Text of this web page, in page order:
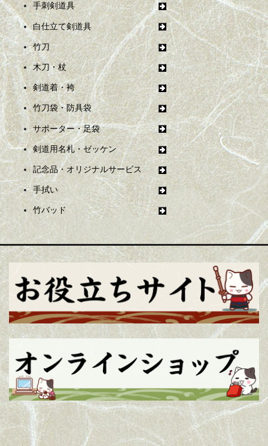
手刺剣道具
白仕立て剣道具
竹刀
木刀・杖
剣道着・袴
竹刀袋・防具袋
サポーター・足袋
剣道用名札・ゼッケン
記念品・オリジナルサービス
手拭い
竹バッド